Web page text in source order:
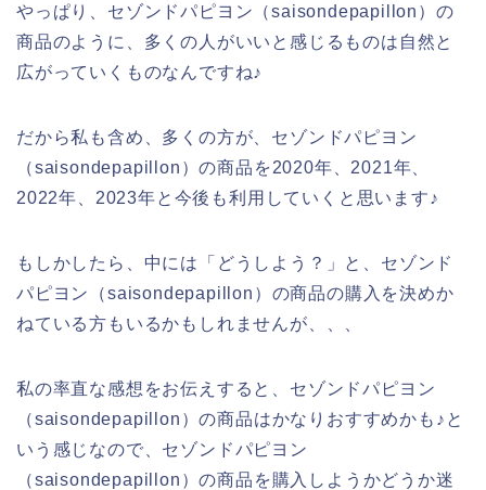
やっぱり、セゾンドパピヨン（saisondepapillon）の
商品のように、多くの人がいいと感じるものは自然と
広がっていくものなんですね♪
だから私も含め、多くの方が、セゾンドパピヨン
（saisondepapillon）の商品を2020年、2021年、
2022年、2023年と今後も利用していくと思います♪
もしかしたら、中には「どうしよう？」と、セゾンド
パピヨン（saisondepapillon）の商品の購入を決めか
ねている方もいるかもしれませんが、、、
私の率直な感想をお伝えすると、セゾンドパピヨン
（saisondepapillon）の商品はかなりおすすめかも♪と
いう感じなので、セゾンドパピヨン
（saisondepapillon）の商品を購入しようかどうか迷